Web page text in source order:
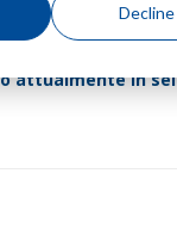
Decline
attualmente in